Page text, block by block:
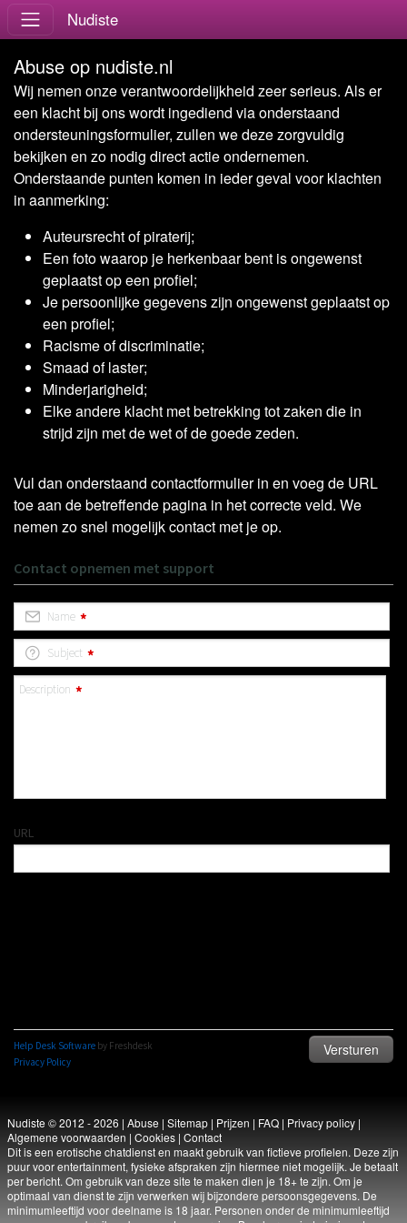
Nudiste
Abuse op nudiste.nl
Wij nemen onze verantwoordelijkheid zeer serieus. Als er
een klacht bij ons wordt ingediend via onderstaand
ondersteuningsformulier, zullen we deze zorgvuldig
bekijken en zo nodig direct actie ondernemen.
Onderstaande punten komen in ieder geval voor klachten
in aanmerking:
Auteursrecht of piraterij;
Een foto waarop je herkenbaar bent is ongewenst
geplaatst op een profiel;
Je persoonlijke gegevens zijn ongewenst geplaatst op
een profiel;
Racisme of discriminatie;
Smaad of laster;
Minderjarigheid;
Elke andere klacht met betrekking tot zaken die in
strijd zijn met de wet of de goede zeden.
Vul dan onderstaand contactformulier in en voeg de URL
toe aan de betreffende pagina in het correcte veld. We
nemen zo snel mogelijk contact met je op.
Nudiste © 2012 - 2026 | Abuse| Sitemap| Prijzen | FAQ| Privacy policy|
Algemene voorwaarden | Cookies| Contact
Dit is een erotische chatdienst en maakt gebruik van fictieve profielen. Deze zijn
puur voor entertainment, fysieke afspraken zijn hiermee niet mogelijk. Je betaalt
per bericht. Om gebruik van deze site te maken dien je 18+ te zijn. Om je
optimaal van dienst te zijn verwerken wij bijzondere persoonsgegevens. De
minimumleeftijd voor deelname is 18 jaar. Personen onder de minimumleeftijd